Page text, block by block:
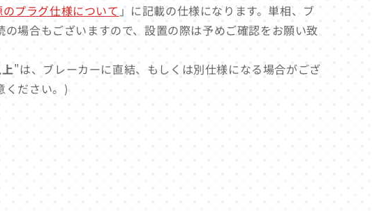
プラグ仕様について 」に記載の仕様になります。単相、ブ
の場合もございますので、設置の際は予めご確認をお願い致
"は、ブレーカーに直結、もしくは別仕様になる場合がござ
ください。)